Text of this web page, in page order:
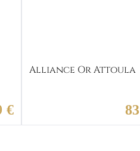
€
Alliance Or Attoula